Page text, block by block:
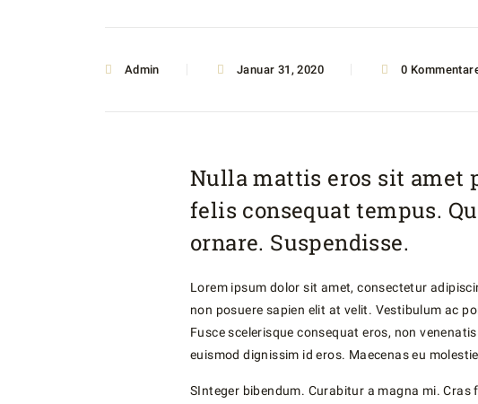
Admin Januar 31, 2020 0
Nulla mattis eros sit amet
felis consequat tempus.
ornare. Suspendisse.
Lorem ipsum dolor sit amet, consectetur
non posuere sapien elit at velit. Vestibulum ac
Fusce scelerisque consequat eros, non
euismod dignissim id eros. Maecenas eu
SInteger bibendum. Curabitur a magna mi.